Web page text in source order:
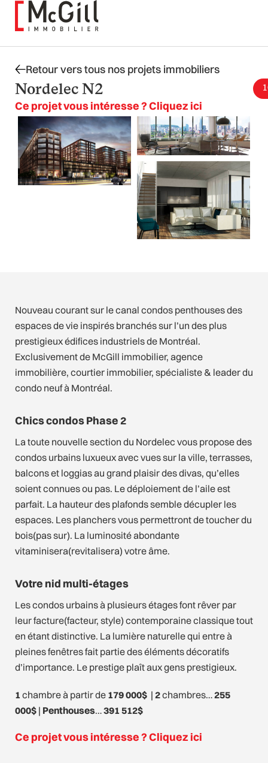
Aller
Retour vers tous nos projets immobiliers
Nordelec N2
Ce projet vous intéresse ? Cliquez ici
Nouveau courant sur le canal condos penthouses des
espaces de vie inspirés branchés sur l’un des plus
prestigieux édifices industriels de Montréal.
Exclusivement de McGill immobilier, agence
immobilière, courtier immobilier, spécialiste & leader du
condo neuf à Montréal.
Chics condos Phase 2
La toute nouvelle section du Nordelec vous propose des
condos urbains luxueux avec vues sur la ville, terrasses,
balcons et loggias au grand plaisir des divas, qu’elles
soient connues ou pas. Le déploiement de l’aile est
parfait. La hauteur des plafonds semble décupler les
espaces. Les planchers vous permettront de toucher du
bois(pas sur). La luminosité abondante
vitaminisera(revitalisera) votre âme.
Votre nid multi-étages
Les condos urbains à plusieurs étages font rêver par
leur facture(facteur, style) contemporaine classique tout
en étant distinctive. La lumière naturelle qui entre à
pleines fenêtres fait partie des éléments décoratifs
d’importance. Le prestige plaît aux gens prestigieux.
1 chambre à partir de 179 000$ | 2chambres…255
000$ | Penthouses…391 512$
Ce projet vous intéresse ? Cliquez ici